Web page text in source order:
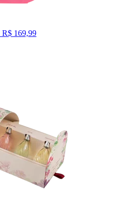
R$ 169,99